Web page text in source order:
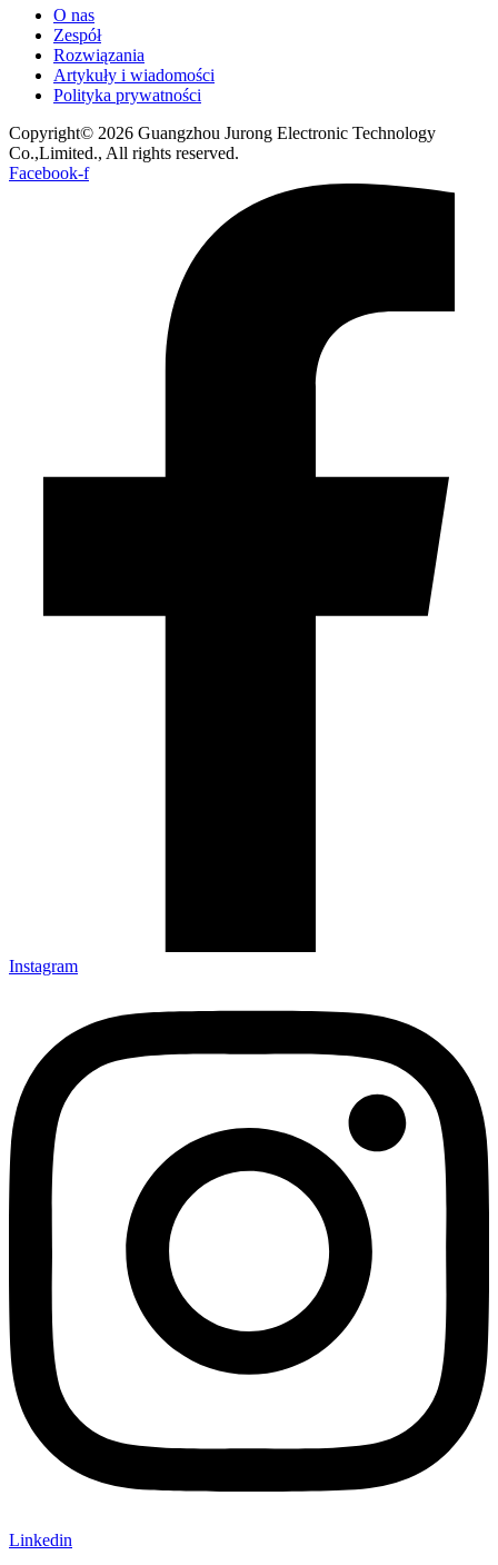
O nas
Zespół
Rozwiązania
Artykuły i wiadomości
Polityka prywatności
Copyright© 2026 Guangzhou Jurong Electronic Technology
Co.,Limited., All rights reserved.
Facebook-f
Instagram
Linkedin